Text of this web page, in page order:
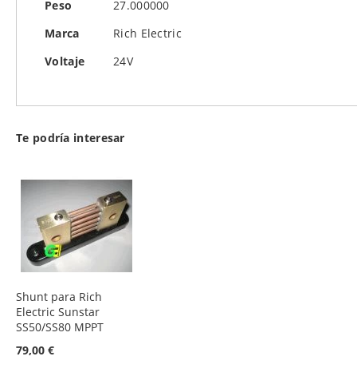
imágenes
Peso
27.000000
Marca
Rich Electric
Voltaje
24V
Te podría interesar
Shunt para Rich
Electric Sunstar
SS50/SS80 MPPT
79,00 €